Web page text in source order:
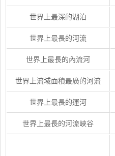
世界上最深的湖泊
世界上最長的河流
世界上最長的內流河
世界上流域面積最廣的河流
世界上最長的運河
世界上最長的河流峽谷